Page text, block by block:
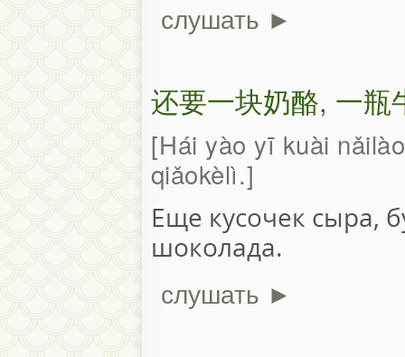
слушать ►
还要一块奶酪, 一瓶
Hái yào yī kuài
qiǎokèlì.
Еще кусочек сыра,
шоколада.
слушать ►